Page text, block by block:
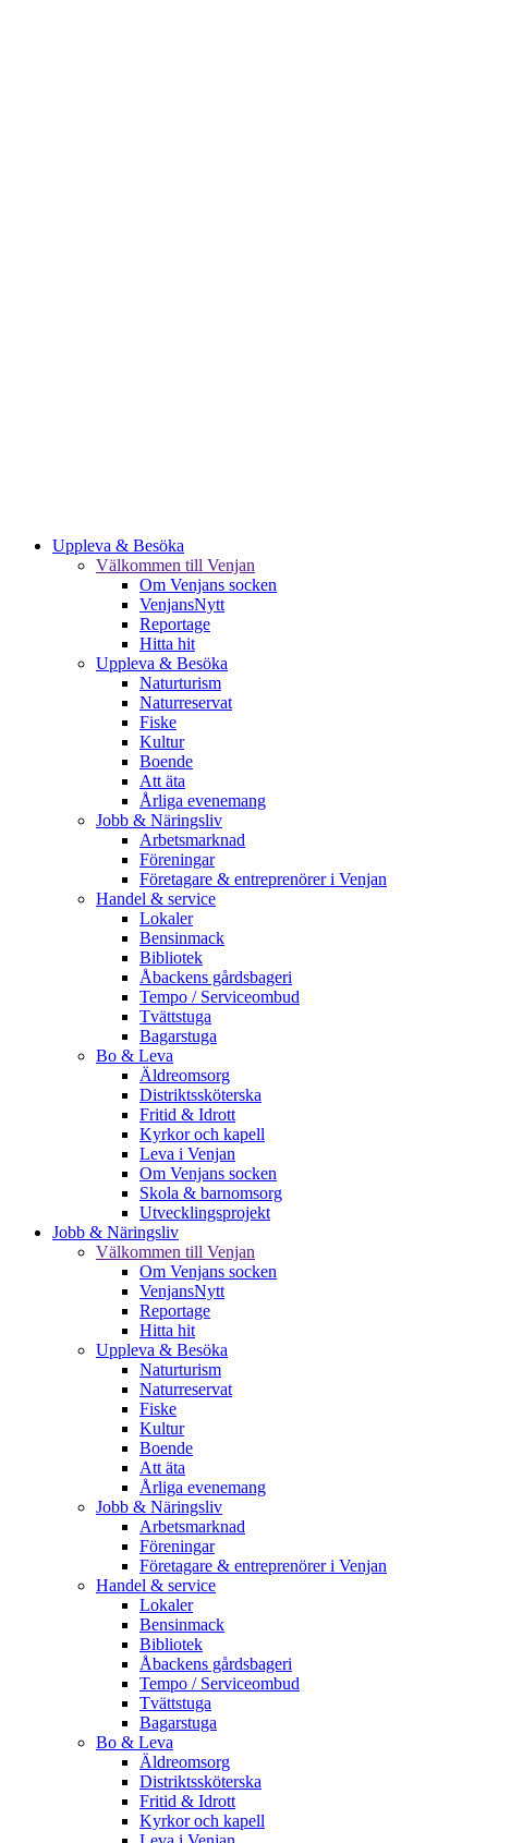
Uppleva & Besöka
Välkommen till Venjan
Om Venjans socken
VenjansNytt
Reportage
Hitta hit
Uppleva & Besöka
Naturturism
Naturreservat
Fiske
Kultur
Boende
Att äta
Årliga evenemang
Jobb & Näringsliv
Arbetsmarknad
Föreningar
Företagare & entreprenörer i Venjan
Handel & service
Lokaler
Bensinmack
Bibliotek
Åbackens gårdsbageri
Tempo / Serviceombud
Tvättstuga
Bagarstuga
Bo & Leva
Äldreomsorg
Distriktssköterska
Fritid & Idrott
Kyrkor och kapell
Leva i Venjan
Om Venjans socken
Skola & barnomsorg
Utvecklingsprojekt
Jobb & Näringsliv
Välkommen till Venjan
Om Venjans socken
VenjansNytt
Reportage
Hitta hit
Uppleva & Besöka
Naturturism
Naturreservat
Fiske
Kultur
Boende
Att äta
Årliga evenemang
Jobb & Näringsliv
Arbetsmarknad
Föreningar
Företagare & entreprenörer i Venjan
Handel & service
Lokaler
Bensinmack
Bibliotek
Åbackens gårdsbageri
Tempo / Serviceombud
Tvättstuga
Bagarstuga
Bo & Leva
Äldreomsorg
Distriktssköterska
Fritid & Idrott
Kyrkor och kapell